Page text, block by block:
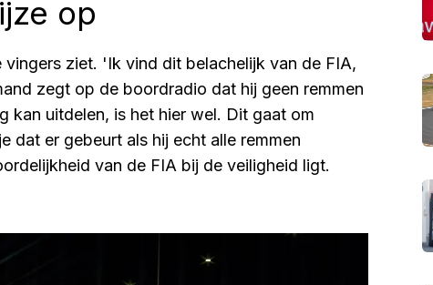
op
ziet. 'Ik vind dit belachelijk van de FIA,
zegt op de boordradio dat hij geen remmen
kan uitdelen, is het hier wel. Dit gaat om
dat er gebeurt als hij echt alle remmen
van de FIA bij de veiligheid ligt.